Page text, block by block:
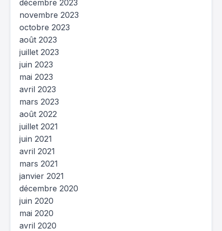
décembre 2023
novembre 2023
octobre 2023
août 2023
juillet 2023
juin 2023
mai 2023
avril 2023
mars 2023
août 2022
juillet 2021
juin 2021
avril 2021
mars 2021
janvier 2021
décembre 2020
juin 2020
mai 2020
avril 2020